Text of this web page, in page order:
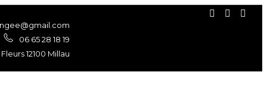
06 65 28 18 19
12100 Millau